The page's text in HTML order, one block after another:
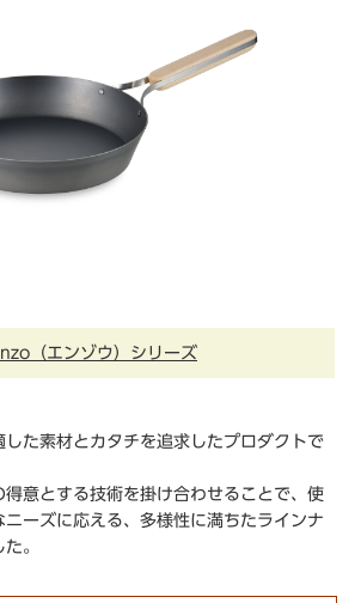
（エンゾウ）シリーズ
した素材とカタチを追求したプロダクトで
得意とする技術を掛け合わせることで、使
ニーズに応える、多様性に満ちたラインナ
。